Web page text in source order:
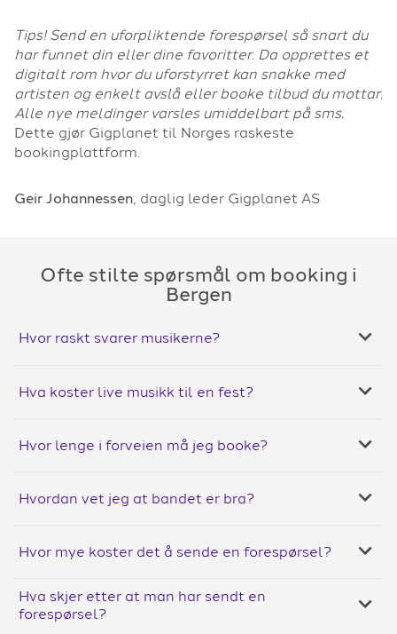
Tips! Send en uforpliktende forespørsel så snart du
har funnet din eller dine favoritter. Da opprettes et
digitalt rom hvor du uforstyrret kan snakke med
artisten og enkelt avslå eller booke tilbud du mottar.
Alle nye meldinger varsles umiddelbart på sms.
Dette gjør Gigplanet til Norges raskeste
bookingplattform.
Geir Johannessen, daglig leder Gigplanet AS
Ofte stilte spørsmål om booking i
Bergen
Hvor raskt svarer musikerne?
Hva koster live musikk til en fest?
Hvor lenge i forveien må jeg booke?
Hvordan vet jeg at bandet er bra?
Hvor mye koster det å sende en forespørsel?
Hva skjer etter at man har sendt en
forespørsel?